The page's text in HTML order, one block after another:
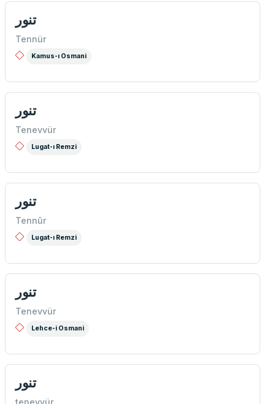
تنور
Tennür
Kamus-ı Osmani
تنور
Tenevvür
Lugat-ı Remzi
تنور
Tennûr
Lugat-ı Remzi
تنور
Tenevvür
Lehce-i Osmani
تنور
tenevvür